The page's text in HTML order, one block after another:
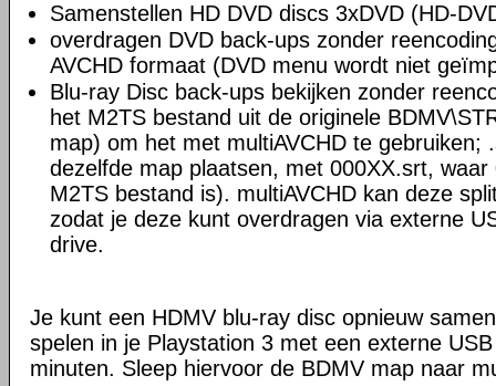
Samenstellen HD DVD discs 3xDVD (HD-
overdragen DVD back-ups zonder
AVCHD formaat (DVD menu wordt niet
Blu-ray Disc back-ups bekijken zonder
het M2TS bestand uit de originele
map) om het met multiAVCHD te gebruiken;
dezelfde map plaatsen, met 000XX.srt,
M2TS bestand is). multiAVCHD kan deze
zodat je deze kunt overdragen via externe
drive.
Je kunt een HDMV blu-ray disc opnieuw
spelen in je Playstation 3 met een externe
minuten. Sleep hiervoor de BDMV map naar